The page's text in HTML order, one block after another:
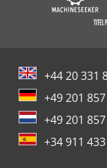
+44 20 331
+49 201
+49 201
+34 911